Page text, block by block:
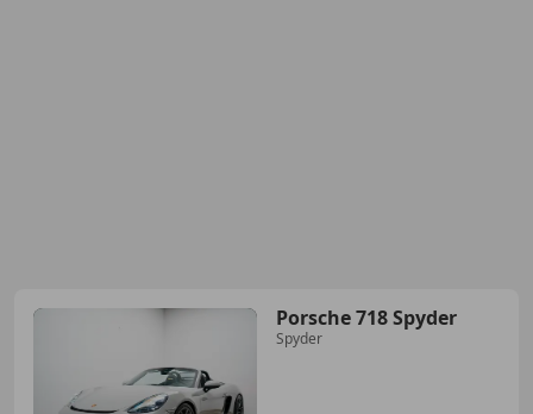
Porsche 718 Spyder
Spyder